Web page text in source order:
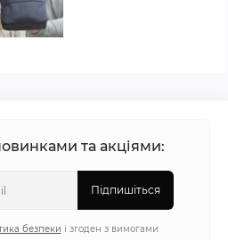
та акціями:
Підпишіться
безпеки і згоден з вимогами